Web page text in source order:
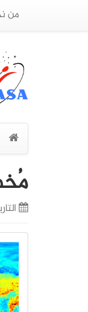
من